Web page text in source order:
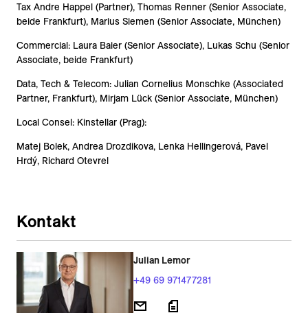
Tax Andre Happel (Partner), Thomas Renner (Senior Associate,
beide Frankfurt), Marius Siemen (Senior Associate, München)
Commercial: Laura Baier (Senior Associate), Lukas Schu (Senior
Associate, beide Frankfurt)
Data, Tech & Telecom: Julian Cornelius Monschke (Associated
Partner, Frankfurt), Mirjam Lück (Senior Associate, München)
Local Consel: Kinstellar (Prag):
Matej Bolek, Andrea Drozdikova, Lenka Hellingerová, Pavel
Hrdý, Richard Otevrel
Kontakt
Julian Lemor
+49 69 971477281